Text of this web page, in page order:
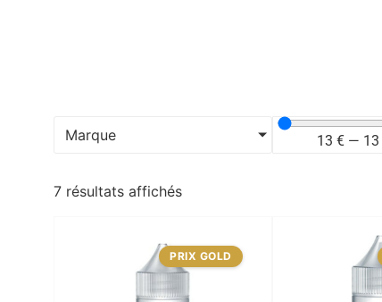
Marque 13 € — 13
7 résultats affichés
PRIX GOLD